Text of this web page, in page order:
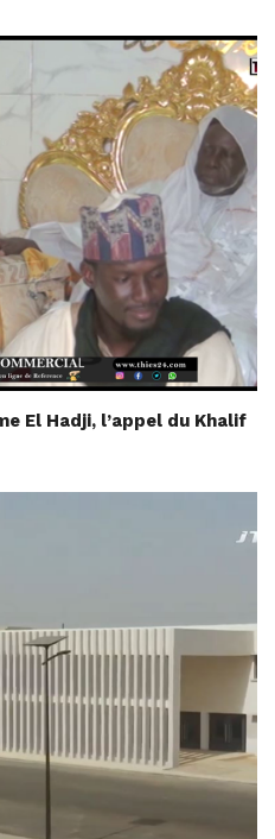
El Hadji, l’appel du Khalif